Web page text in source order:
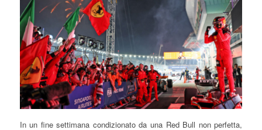
In un fine settimana condizionato da una Red Bull non perfetta,